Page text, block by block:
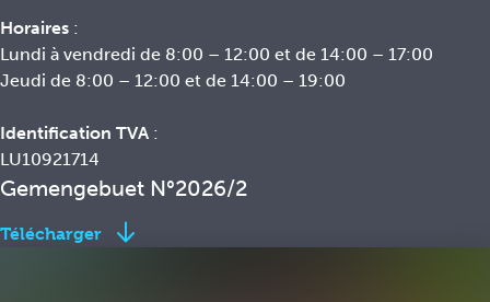
Horaires :
Lundi à vendredi de 8:00 – 12:00 et de 14:00 – 17:00
Jeudi de 8:00 – 12:00 et de 14:00 – 19:00
Identification TVA :
LU10921714
Gemengebuet N°2026/2
Télécharger